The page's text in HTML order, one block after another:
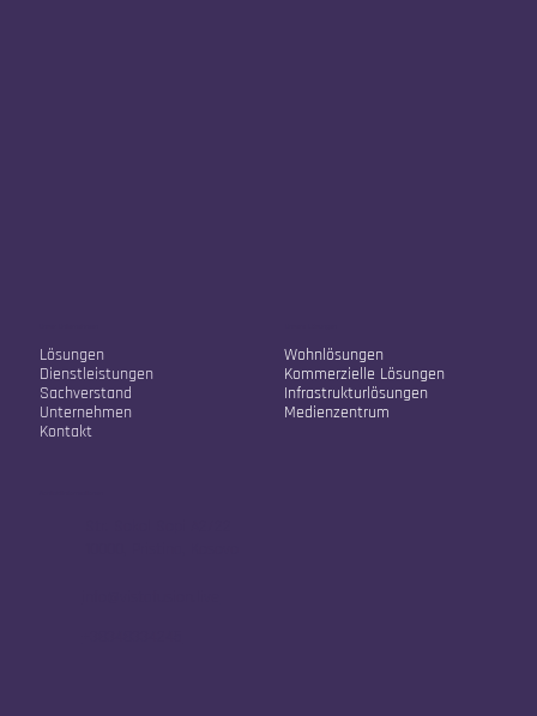
Lösungen
Dienstleistungen
Sachverstand
Unternehmen
Kontakt
Wohnlösungen
Kommerzielle Lösungen
Infrastrukturlösungen
Medienzentrum